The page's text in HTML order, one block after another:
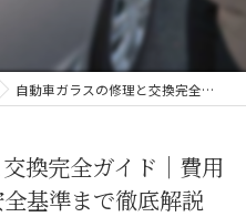
自動車ガラスの修理と交換完全ガイド｜費用相場と専門店選び・安全基準まで徹底解説
換完全ガイド｜費用
基準まで徹底解説